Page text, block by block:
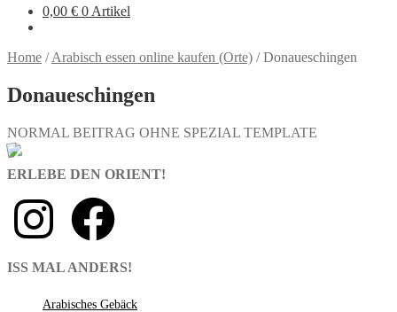
0,00 € 0 Artikel
Home /Arabisch essen online kaufen (Orte) /Donaueschingen
Donaueschingen
NORMAL BEITRAG OHNE SPEZIAL TEMPLATE
ERLEBE DEN ORIENT!
ISS MAL ANDERS!
Arabisches Gebäck